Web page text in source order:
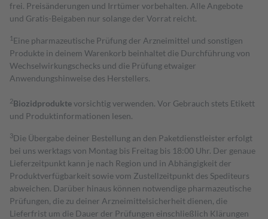
frei. Preisänderungen und Irrtümer vorbehalten. Alle Angebote
und Gratis-Beigaben nur solange der Vorrat reicht.
1 Eine pharmazeutische Prüfung der Arzneimittel und sonstigen
Produkte in deinem Warenkorb beinhaltet die Durchführung von
Wechselwirkungschecks und die Prüfung etwaiger
Anwendungshinweise des Herstellers.
2Biozidproduktevorsichtig verwenden. Vor Gebrauch stets Etikett
und Produktinformationen lesen.
3Die Übergabe deiner Bestellung an den Paketdienstleister erfolgt
bei uns werktags von Montag bis Freitag bis 18:00 Uhr. Der genaue
Lieferzeitpunkt kann je nach Region und in Abhängigkeit der
Produktverfügbarkeit sowie vom Zustellzeitpunkt des Spediteurs
abweichen. Darüber hinaus können notwendige pharmazeutische
Prüfungen, die zu deiner Arzneimittelsicherheit dienen, die
Lieferfrist um die Dauer der Prüfungen einschließlich Klärungen